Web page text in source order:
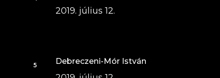
2019. július 12.
Debreczeni-Mór István